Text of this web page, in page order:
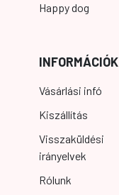
Happy dog
INFORMÁCIÓK
Vásárlási infó
Kiszállítás
Visszaküldési
irányelvek
Rólunk